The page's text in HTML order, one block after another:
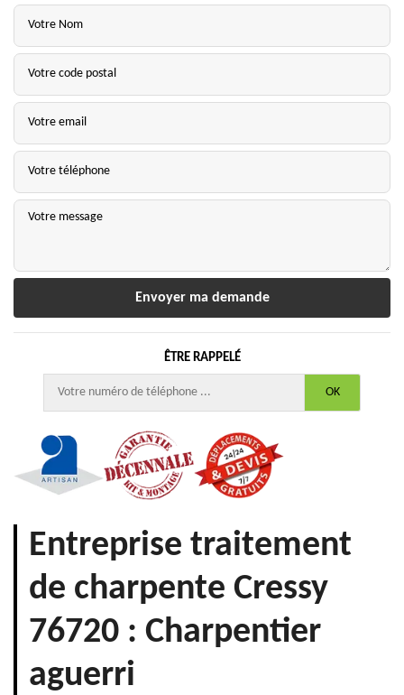
ÊTRE RAPPELÉ
Entreprise traitement
de charpente Cressy
76720 : Charpentier
aguerri